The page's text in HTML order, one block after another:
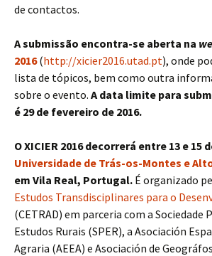
de contactos.
A submissão encontra-se aberta na
2016(http://xicier2016.utad.pt), onde
lista de tópicos, bem como outra
sobre o evento. A data limite para
é 29 de fevereiro de 2016.
O XICIER 2016 decorrerá entre 13 e 15
Universidade de Trás-os-Montes e
em Vila Real, Portugal. É organizado
Estudos Transdisciplinares para o
(CETRAD) em parceria com a Sociedade
Estudos Rurais (SPER), a Asociación
Agraria (AEEA) e Asociación de